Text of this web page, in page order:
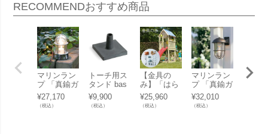
RECOMMENDおすすめ商品
マリンラン
プ 「真鍮ガ
ーデンライ
ト BH1000
クリアガラ
¥27,170
（税込）
トーチ用ス
タンド bas
e 「blomus
ブロムス B
ASO 65046
¥9,900
（税込）
【金具の
み】「はら
っぱBASE
用金具（木
材無し）※
¥25,960
（税込）
マリンラン
プ 「真鍮ガ
ーデンライ
ト BR5000
クリアガラ
¥32,010
（税込）
ドア